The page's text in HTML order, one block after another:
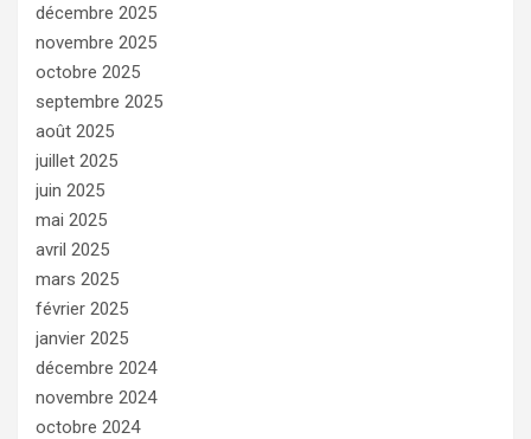
décembre 2025
novembre 2025
octobre 2025
septembre 2025
août 2025
juillet 2025
juin 2025
mai 2025
avril 2025
mars 2025
février 2025
janvier 2025
décembre 2024
novembre 2024
octobre 2024